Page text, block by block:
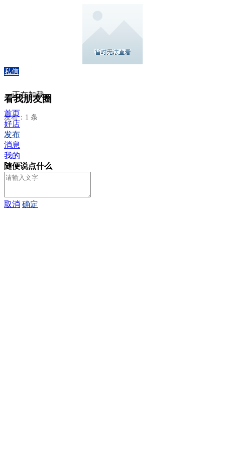
私信
看我朋友圈
发布：1 条
正在加载...
首页
好店
发布
消息
我的
随便说点什么
取消 确定